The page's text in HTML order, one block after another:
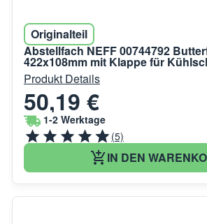
Originalteil
Abstellfach NEFF 00744792
422x108mm mit Klappe für
Produkt Details
50,19 €
1-2 Werktage
(5)
IN DEN